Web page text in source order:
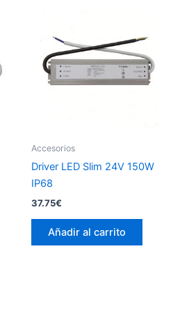
Accesorios
Driver LED Slim 24V 150W
IP68
37.75€
Añadir al carrito